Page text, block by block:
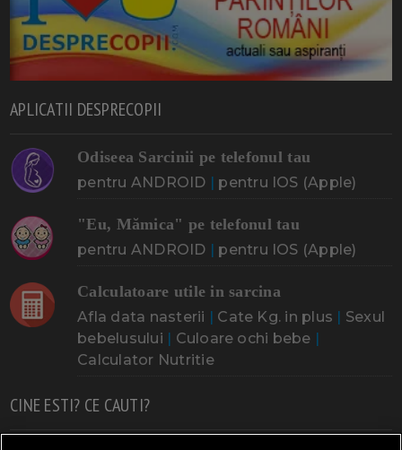
APLICATII DESPRECOPII
Odiseea Sarcinii pe telefonul tau
pentru ANDROID | pentru IOS (Apple)
"Eu, Mămica" pe telefonul tau
pentru ANDROID | pentru IOS (Apple)
Calculatoare utile in sarcina
Afla data nasterii | Cate Kg. in plus | Sexul
bebelusului | Culoare ochi bebe |
Calculator Nutritie
CINE ESTI? CE CAUTI?